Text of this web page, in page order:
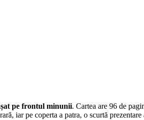
pe frontul minunii. Cartea are 96 de
iar pe coperta a patra, o scurtă